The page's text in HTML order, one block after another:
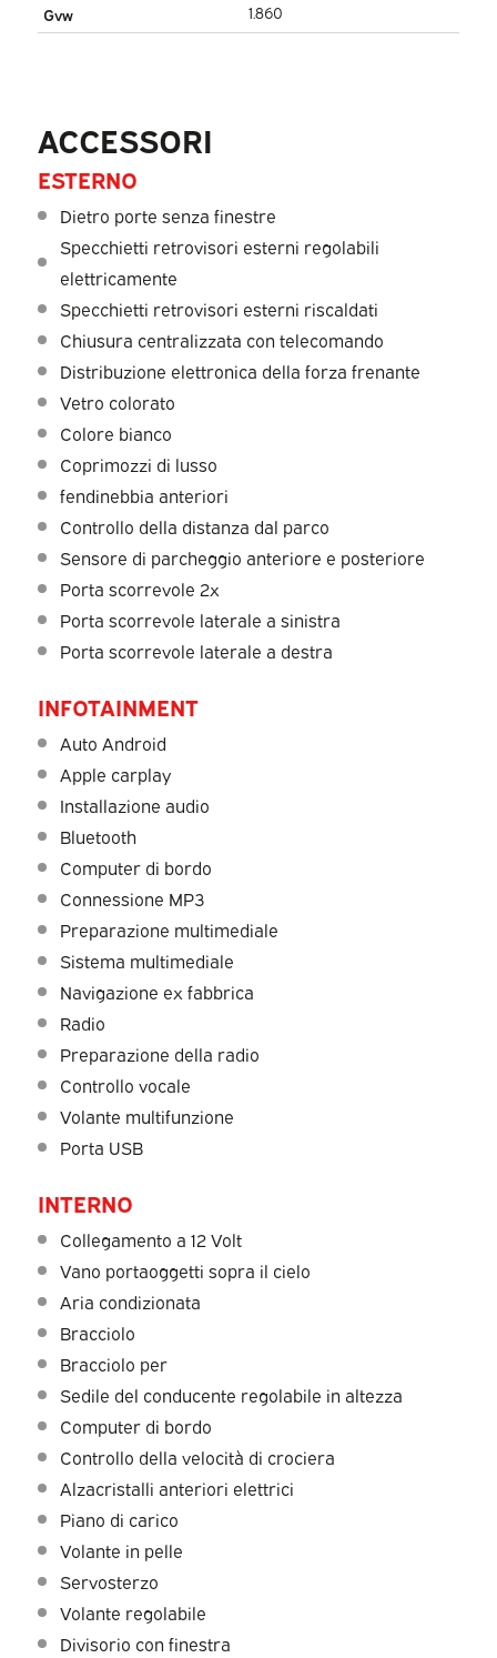
Gvw
1.860
ACCESSORI
ESTERNO
Dietro porte senza finestre
Specchietti retrovisori esterni regolabili
elettricamente
Specchietti retrovisori esterni riscaldati
Chiusura centralizzata con telecomando
Distribuzione elettronica della forza frenante
Vetro colorato
Colore bianco
Coprimozzi di lusso
fendinebbia anteriori
Controllo della distanza dal parco
Sensore di parcheggio anteriore e posteriore
Porta scorrevole 2x
Porta scorrevole laterale a sinistra
Porta scorrevole laterale a destra
INFOTAINMENT
Auto Android
Apple carplay
Installazione audio
Bluetooth
Computer di bordo
Connessione MP3
Preparazione multimediale
Sistema multimediale
Navigazione ex fabbrica
Radio
Preparazione della radio
Controllo vocale
Volante multifunzione
Porta USB
INTERNO
Collegamento a 12 Volt
Vano portaoggetti sopra il cielo
Aria condizionata
Bracciolo
Bracciolo per
Sedile del conducente regolabile in altezza
Computer di bordo
Controllo della velocità di crociera
Alzacristalli anteriori elettrici
Piano di carico
Volante in pelle
Servosterzo
Volante regolabile
Divisorio con finestra